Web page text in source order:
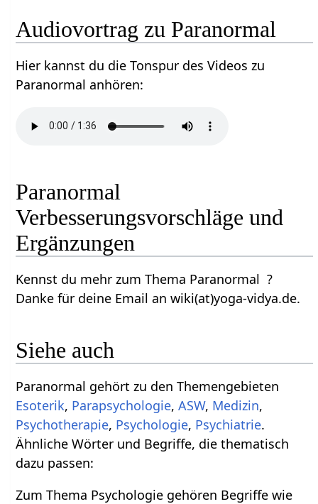
Audiovortrag zu Paranormal
Hier kannst du die Tonspur des Videos zu
Paranormal anhören:
Paranormal
Verbesserungsvorschläge und
Ergänzungen
Kennst du mehr zum Thema Paranormal ?
Danke für deine Email an wiki(at)yoga-vidya.de.
Siehe auch
Paranormal gehört zu den Themengebieten
Esoterik, Parapsychologie,ASW, Medizin,
Psychotherapie, Psychologie, Psychiatrie.
Ähnliche Wörter und Begriffe, die thematisch
dazu passen:
Zum Thema Psychologie gehören Begriffe wie